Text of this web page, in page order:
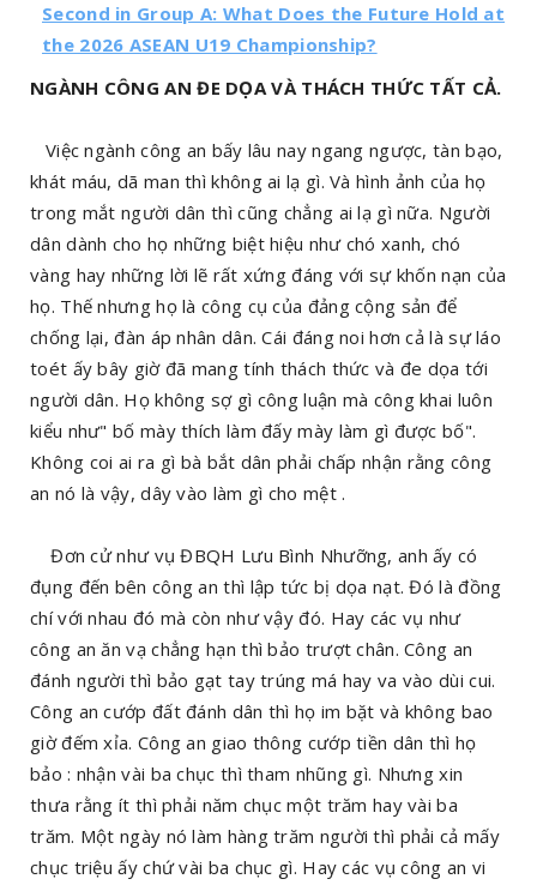
Second in Group A: What Does the Future Hold at
the 2026 ASEAN U19 Championship?
NGÀNH CÔNG AN ĐE DỌA VÀ THÁCH THỨC TẤT CẢ.
Việc ngành công an bấy lâu nay ngang ngược, tàn bạo,
khát máu, dã man thì không ai lạ gì. Và hình ảnh của họ
trong mắt người dân thì cũng chẳng ai lạ gì nữa. Người
dân dành cho họ những biệt hiệu như chó xanh, chó
vàng hay những lời lẽ rất xứng đáng với sự khốn nạn của
họ. Thế nhưng họ là công cụ của đảng cộng sản để
chống lại, đàn áp nhân dân. Cái đáng noi hơn cả là sự láo
toét ấy bây giờ đã mang tính thách thức và đe dọa tới
người dân. Họ không sợ gì công luận mà công khai luôn
kiểu như" bố mày thích làm đấy mày làm gì được bố".
Không coi ai ra gì bà bắt dân phải chấp nhận rằng công
an nó là vậy, dây vào làm gì cho mệt .
Đơn cử như vụ ĐBQH Lưu Bình Nhưỡng, anh ấy có
đụng đến bên công an thì lập tức bị dọa nạt. Đó là đồng
chí với nhau đó mà còn như vậy đó. Hay các vụ như
công an ăn vạ chẳng hạn thì bảo trượt chân. Công an
đánh người thì bảo gạt tay trúng má hay va vào dùi cui.
Công an cướp đất đánh dân thì họ im bặt và không bao
giờ đếm xỉa. Công an giao thông cướp tiền dân thì họ
bảo : nhận vài ba chục thì tham nhũng gì. Nhưng xin
thưa rằng ít thì phải năm chục một trăm hay vài ba
trăm. Một ngày nó làm hàng trăm người thì phải cả mấy
chục triệu ấy chứ vài ba chục gì. Hay các vụ công an vi